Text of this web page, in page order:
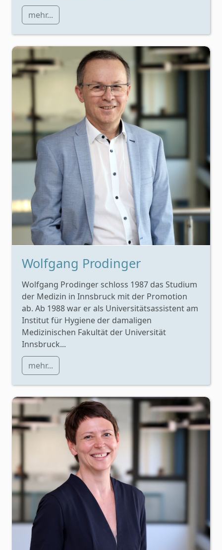
mehr...
Wolfgang Prodinger
Wolfgang Prodinger schloss 1987 das Studium
der Medizin in Innsbruck mit der Promotion
ab. Ab 1988 war er als Universitätsassistent am
Institut für Hygiene der damaligen
Medizinischen Fakultät der Universität
Innsbruck...
mehr...